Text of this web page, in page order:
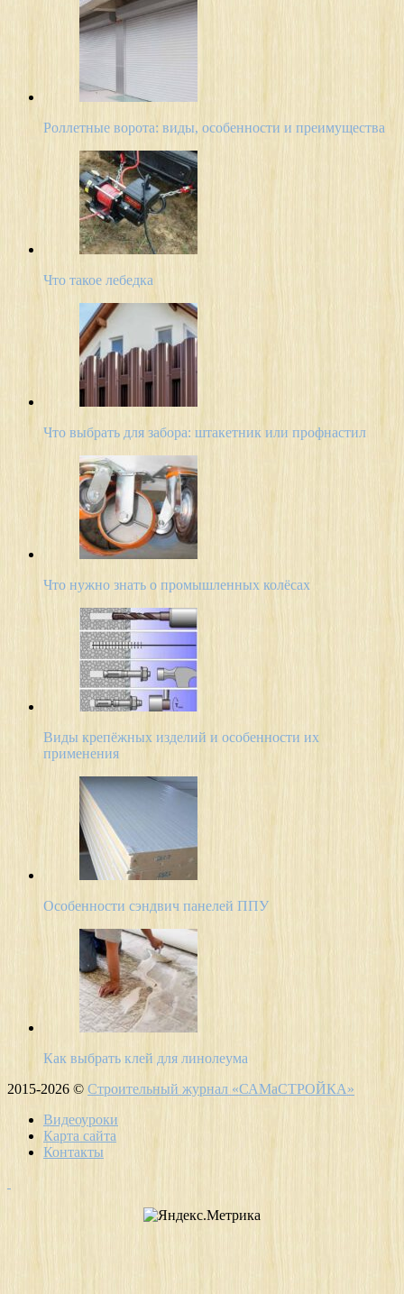
Роллетные ворота: виды, особенности и преимущества
Что такое лебедка
Что выбрать для забора: штакетник или профнастил
Что нужно знать о промышленных колёсах
Виды крепёжных изделий и особенности их
применения
Особенности сэндвич панелей ППУ
Как выбрать клей для линолеума
2015-2026 © Строительный журнал «САМаСТРОЙКА»
Видеоуроки
Карта сайта
Контакты